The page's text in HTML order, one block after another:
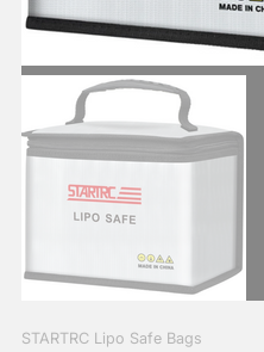
STARTRC Lipo Safe Bags